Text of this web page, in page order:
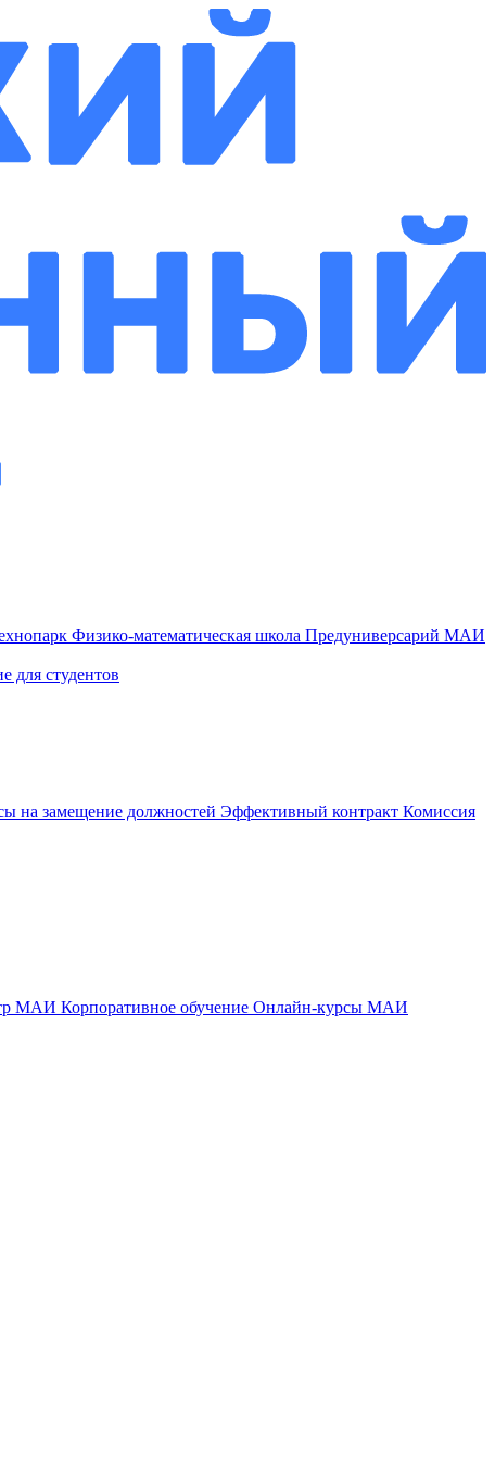
Физико-математическая школа Предуниверсарий МАИ
для студентов
на замещение должностей Эффективный контракт Комиссия
МАИ Корпоративное обучение Онлайн-курсы МАИ